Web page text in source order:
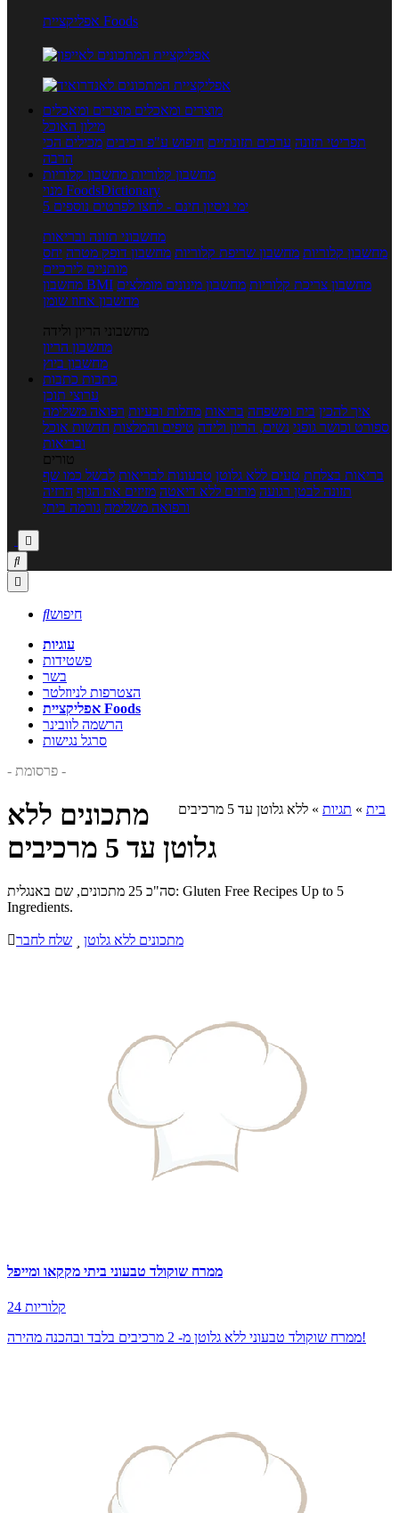
אפליקציית Foods
מוצרים ומאכלים מוצרים ומאכלים
מילון האוכל
תפריטי תזונה ערכים תזונתיים חיפוש ע"פ רכיבים מכילים הכי
הרבה
מחשבון קלוריות מחשבון קלוריות
מנוי FoodsDictionary
5 ימי ניסיון חינם - לחצו לפרטים נוספים
מחשבוני תזונה ובריאות
מחשבון קלוריות מחשבון שריפת קלוריות מחשבון דופק מטרה יחס
מותניים לירכיים
מחשבון BMI
מחשבון צריכת קלוריות מחשבון מינונים מומלצים
מחשבון אחוז שומן
מחשבוני הריון ולידה
מחשבון הריון
מחשבון ביוץ
כתבות כתבות
ערוצי תוכן
איך להכין בית ומשפחה בריאות מחלות ובעיות רפואה משלימה
ספורט וכושר גופני נשים, הריון ולידה טיפים והמלצות חדשות אוכל
ובריאות
טורים
בריאות בצלחת טעים ללא גלוטן טבעונות לבריאות לבשל כמו שף
תזונה לבטן רגועה מרזים ללא דיאטה מזיזים את הגוף הרזיה
ורפואה משלימה גורמה ביתי



חיפוש
עוגיות
פשטידות
בשר
הצטרפות לניוזלטר
אפליקציית Foods
הרשמה לוובינר
סרגל נגישות
- פרסומת -
בית » תגיות » ללא גלוטן עד 5 מרכיבים
מתכונים ללא
גלוטן עד 5 מרכיבים
סה"כ 25 מתכונים, שם באנגלית: Gluten Free Recipes Up to 5
Ingredients.
שלח לחבר מתכונים ללא גלוטן
ממרח שוקולד טבעוני ביתי מקקאו ומייפל
24 קלוריות
ממרח שוקולד טבעוני ללא גלוטן מ- 2 מרכיבים בלבד ובהכנה מהירה!